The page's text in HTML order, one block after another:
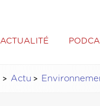
ACTUALITÉ
Actu